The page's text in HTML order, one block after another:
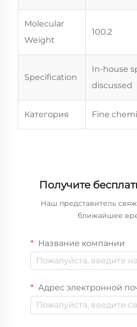
Molecular
Weight
100.2
Specification
In-house
discussed
Категория Fine
Получите
Наш представитель
ближайшее
Название компании
Адрес электронной